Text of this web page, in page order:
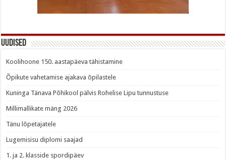
Uudised
Koolihoone 150. aastapäeva tähistamine
Õpikute vahetamise ajakava õpilastele
Kuninga Tänava Põhikool pälvis Rohelise Lipu tunnustuse
Millimallikate mäng 2026
Tänu lõpetajatele
Lugemisisu diplomi saajad
1. ja 2. klasside spordipäev